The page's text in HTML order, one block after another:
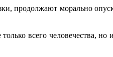
продолжают морально
всего человечества,